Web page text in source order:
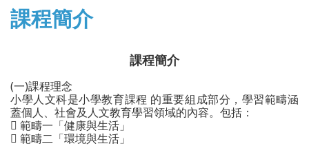
課程簡介
課程簡介
(一)課程理念
小學人文科是小學教育課程 的重要組成部分，學習範疇涵
蓋個人、社會及人文教育學習領域的內容。包括：
 範疇一「健康與生活」
 範疇二「環境與生活」